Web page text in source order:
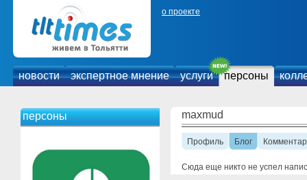
о проекте
новости экспертное мнение услуги персоны
персоны maxmud
Профиль Блог
Сюда еще никто не успел